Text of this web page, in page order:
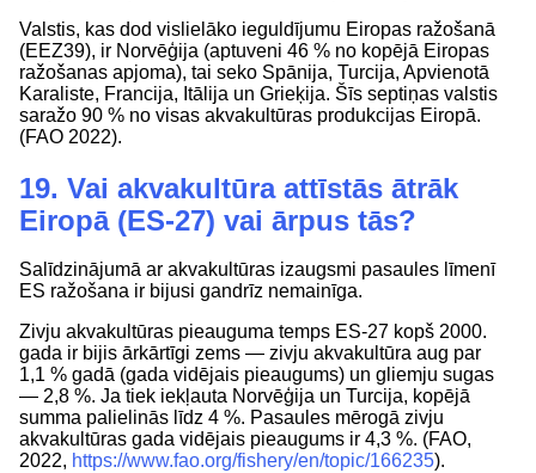
Valstis, kas dod vislielāko ieguldījumu Eiropas ražošanā
(EEZ39), ir Norvēģija (aptuveni 46 % no kopējā Eiropas
ražošanas apjoma), tai seko Spānija, Turcija, Apvienotā
Karaliste, Francija, Itālija un Grieķija. Šīs septiņas valstis
saražo 90 % no visas akvakultūras produkcijas Eiropā.
(FAO 2022).
19. Vai akvakultūra attīstās ātrāk
Eiropā (ES-27) vai ārpus tās?
Salīdzinājumā ar akvakultūras izaugsmi pasaules līmenī
ES ražošana ir bijusi gandrīz nemainīga.
Zivju akvakultūras pieauguma temps ES-27 kopš 2000.
gada ir bijis ārkārtīgi zems — zivju akvakultūra aug par
1,1 % gadā (gada vidējais pieaugums) un gliemju sugas
— 2,8 %. Ja tiek iekļauta Norvēģija un Turcija, kopējā
summa palielinās līdz 4 %. Pasaules mērogā zivju
akvakultūras gada vidējais pieaugums ir 4,3 %. (FAO,
2022, https://www.fao.org/fishery/en/topic/166235).